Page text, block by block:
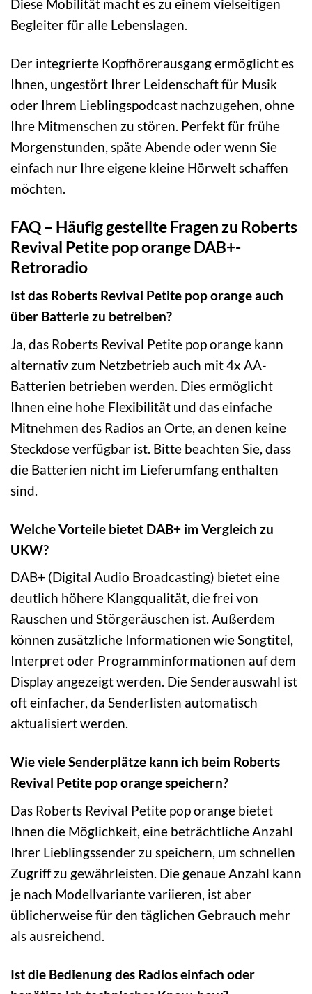
Diese Mobilität macht es zu einem vielseitigen
Begleiter für alle Lebenslagen.
Der integrierte Kopfhörerausgang ermöglicht es
Ihnen, ungestört Ihrer Leidenschaft für Musik
oder Ihrem Lieblingspodcast nachzugehen, ohne
Ihre Mitmenschen zu stören. Perfekt für frühe
Morgenstunden, späte Abende oder wenn Sie
einfach nur Ihre eigene kleine Hörwelt schaffen
möchten.
FAQ – Häufig gestellte Fragen zu Roberts
Revival Petite pop orange DAB+-
Retroradio
Ist das Roberts Revival Petite pop orange auch
über Batterie zu betreiben?
Ja, das Roberts Revival Petite pop orange kann
alternativ zum Netzbetrieb auch mit 4x AA-
Batterien betrieben werden. Dies ermöglicht
Ihnen eine hohe Flexibilität und das einfache
Mitnehmen des Radios an Orte, an denen keine
Steckdose verfügbar ist. Bitte beachten Sie, dass
die Batterien nicht im Lieferumfang enthalten
sind.
Welche Vorteile bietet DAB+ im Vergleich zu
UKW?
DAB+ (Digital Audio Broadcasting) bietet eine
deutlich höhere Klangqualität, die frei von
Rauschen und Störgeräuschen ist. Außerdem
können zusätzliche Informationen wie Songtitel,
Interpret oder Programminformationen auf dem
Display angezeigt werden. Die Senderauswahl ist
oft einfacher, da Senderlisten automatisch
aktualisiert werden.
Wie viele Senderplätze kann ich beim Roberts
Revival Petite pop orange speichern?
Das Roberts Revival Petite pop orange bietet
Ihnen die Möglichkeit, eine beträchtliche Anzahl
Ihrer Lieblingssender zu speichern, um schnellen
Zugriff zu gewährleisten. Die genaue Anzahl kann
je nach Modellvariante variieren, ist aber
üblicherweise für den täglichen Gebrauch mehr
als ausreichend.
Ist die Bedienung des Radios einfach oder